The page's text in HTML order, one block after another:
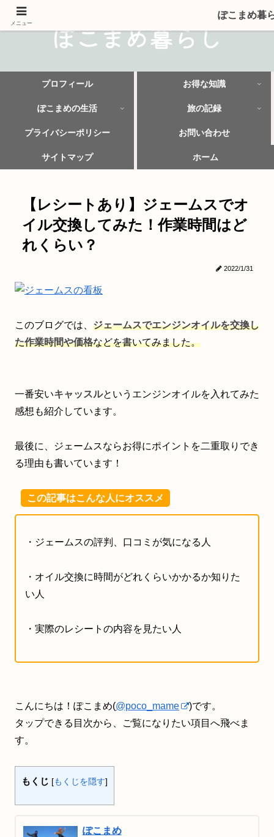
ぽこまめ暮らし
プロフィール お得な知識
ぽこまめの生活 旅の記録
プライバシーポリシー お問い合わせ
サイトマップ ホーム
【レシートあり】ジェームスでオ
イル交換してみた！作業時間はど
れくらい？
2022/1/31
このブログでは、 ジェームスでエンジンオイルを交換し
た作業時間や価格などを書いてみました。
一番安いキャッスルというエンジンオイルを入れてみた
感想も紹介しています。
最後に、ジェームスならお得にポイントを二重取りでき
る理由も書いています！
この記事はこんな人にオススメ
・ジェームスの評判、口コミが気になる人
・オイル交換に時間がどれくらいかかるか知りた
い人
・実際のレシートの内容を見たい人
こんにちは！ぽこまめ(@poco_mame
)です。
タップできる目次から、ご覧になりたい項目へ飛べま
す。
もくじ [もくじを隠す]
ぽこまめ
メニュー
ぽこまめ暮